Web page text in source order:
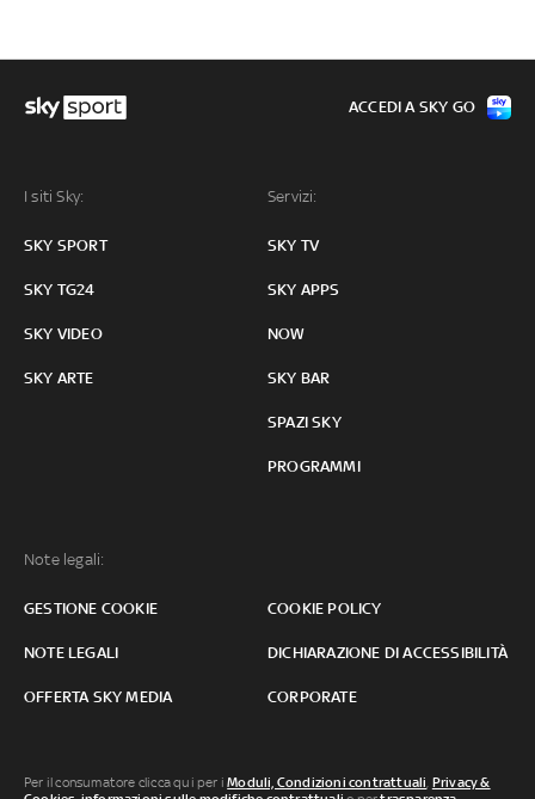
I siti Sky:
SKY SPORT
SKY TG24
SKY VIDEO
SKY ARTE
Servizi:
SKY TV
SKY APPS
NOW
SKY BAR
SPAZI SKY
PROGRAMMI
Note legali:
GESTIONE COOKIE COOKIE POLICY
NOTE LEGALI DICHIARAZIONE DI ACCESSIBILITÀ
OFFERTA SKY MEDIA CORPORATE
ACCEDI A SKY GO
Per il consumatore clicca qui per iModuli, Condizioni contrattuali Privacy &